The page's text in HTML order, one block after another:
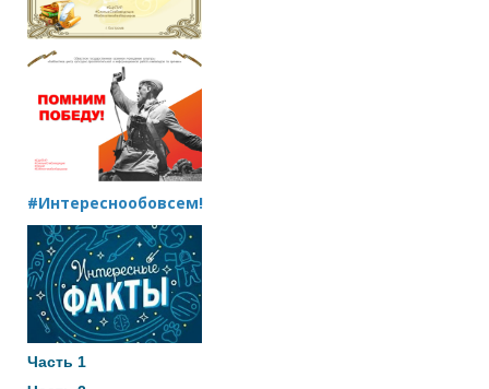
#Интереснообовсем!
Часть 1